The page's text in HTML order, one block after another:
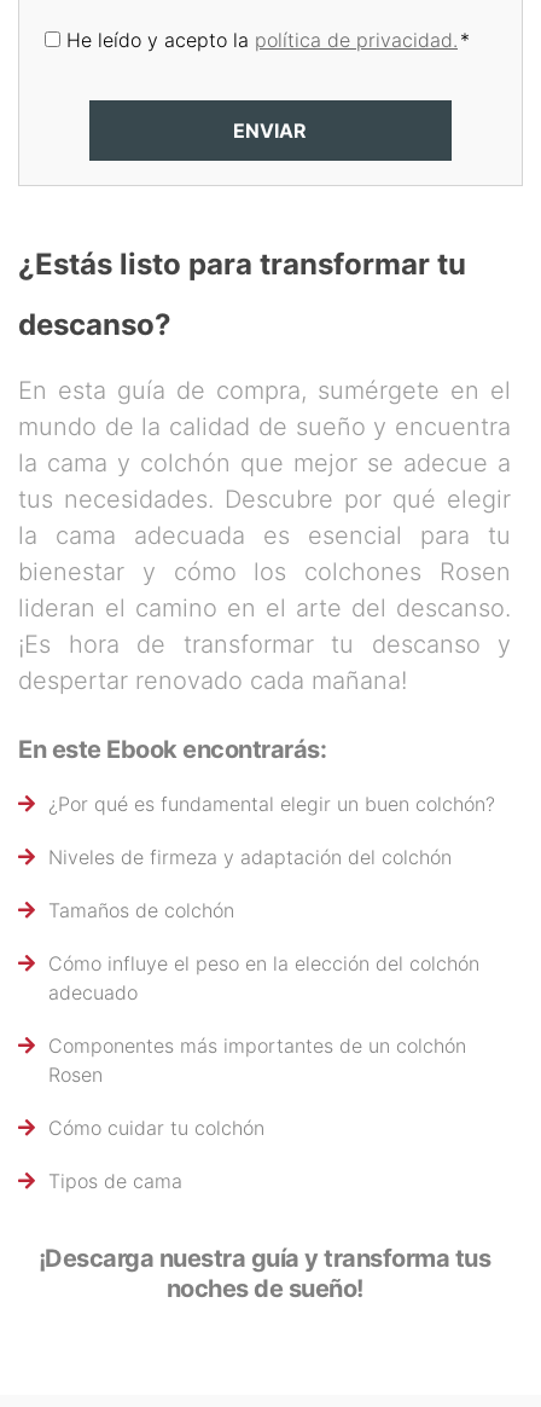
He leído y acepto la política de privacidad. *
¿Estás listo para transformar tu
descanso?
En esta guía de compra, sumérgete en el
mundo de la calidad de sueño y encuentra
la cama y colchón que mejor se adecue a
tus necesidades. Descubre por qué elegir
la cama adecuada es esencial para tu
bienestar y cómo los colchones Rosen
lideran el camino en el arte del descanso.
¡Es hora de transformar tu descanso y
despertar renovado cada mañana!
En este Ebook encontrarás:
¿Por qué es fundamental elegir un buen colchón?
Niveles de firmeza y adaptación del colchón
Tamaños de colchón
Cómo influye el peso en la elección del colchón
adecuado
Componentes más importantes de un colchón
Rosen
Cómo cuidar tu colchón
Tipos de cama
¡Descarga nuestra guía y transforma tus
noches de sueño!